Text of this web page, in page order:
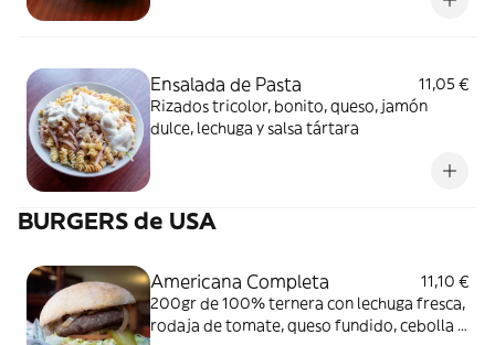
Ensalada de Pasta
11,05 €
Rizados tricolor, bonito, queso, jamón
dulce, lechuga y salsa tártara
BURGERS de USA
Americana Completa
11,10 €
200gr de 100% ternera con lechuga fresca,
rodaja de tomate, queso fundido, cebolla y